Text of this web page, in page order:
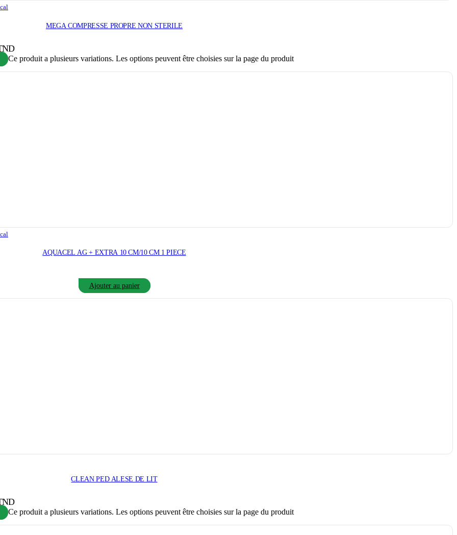
MEGA COMPRESSE PROPRE NON STERILE
Ce produit a plusieurs variations. Les options peuvent être choisies sur la page du produit
AQUACEL AG + EXTRA 10 CM/10 CM 1 PIECE
Ajouter au panier
CLEAN PED ALESE DE LIT
Ce produit a plusieurs variations. Les options peuvent être choisies sur la page du produit